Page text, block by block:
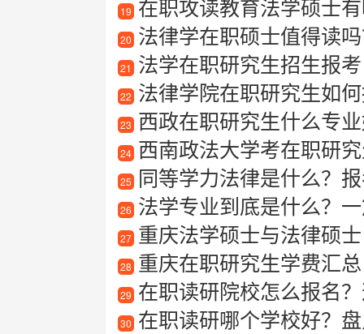
19 在职攻读教育法学硕士
20 法律学在职硕士值得读
21 法学在职研究生招生报考
22 法律学院在职研究生如
23 西政在职研究生什么专
24 西南政法大学考在职研
25 同等学力法律是什么？报
26 法学专业到底是什么？
27 重庆法学硕士与法律硕士
28 重庆在职研究生学费汇总
29 在职读研院校怎么报名
30 在职读研哪个学校好？